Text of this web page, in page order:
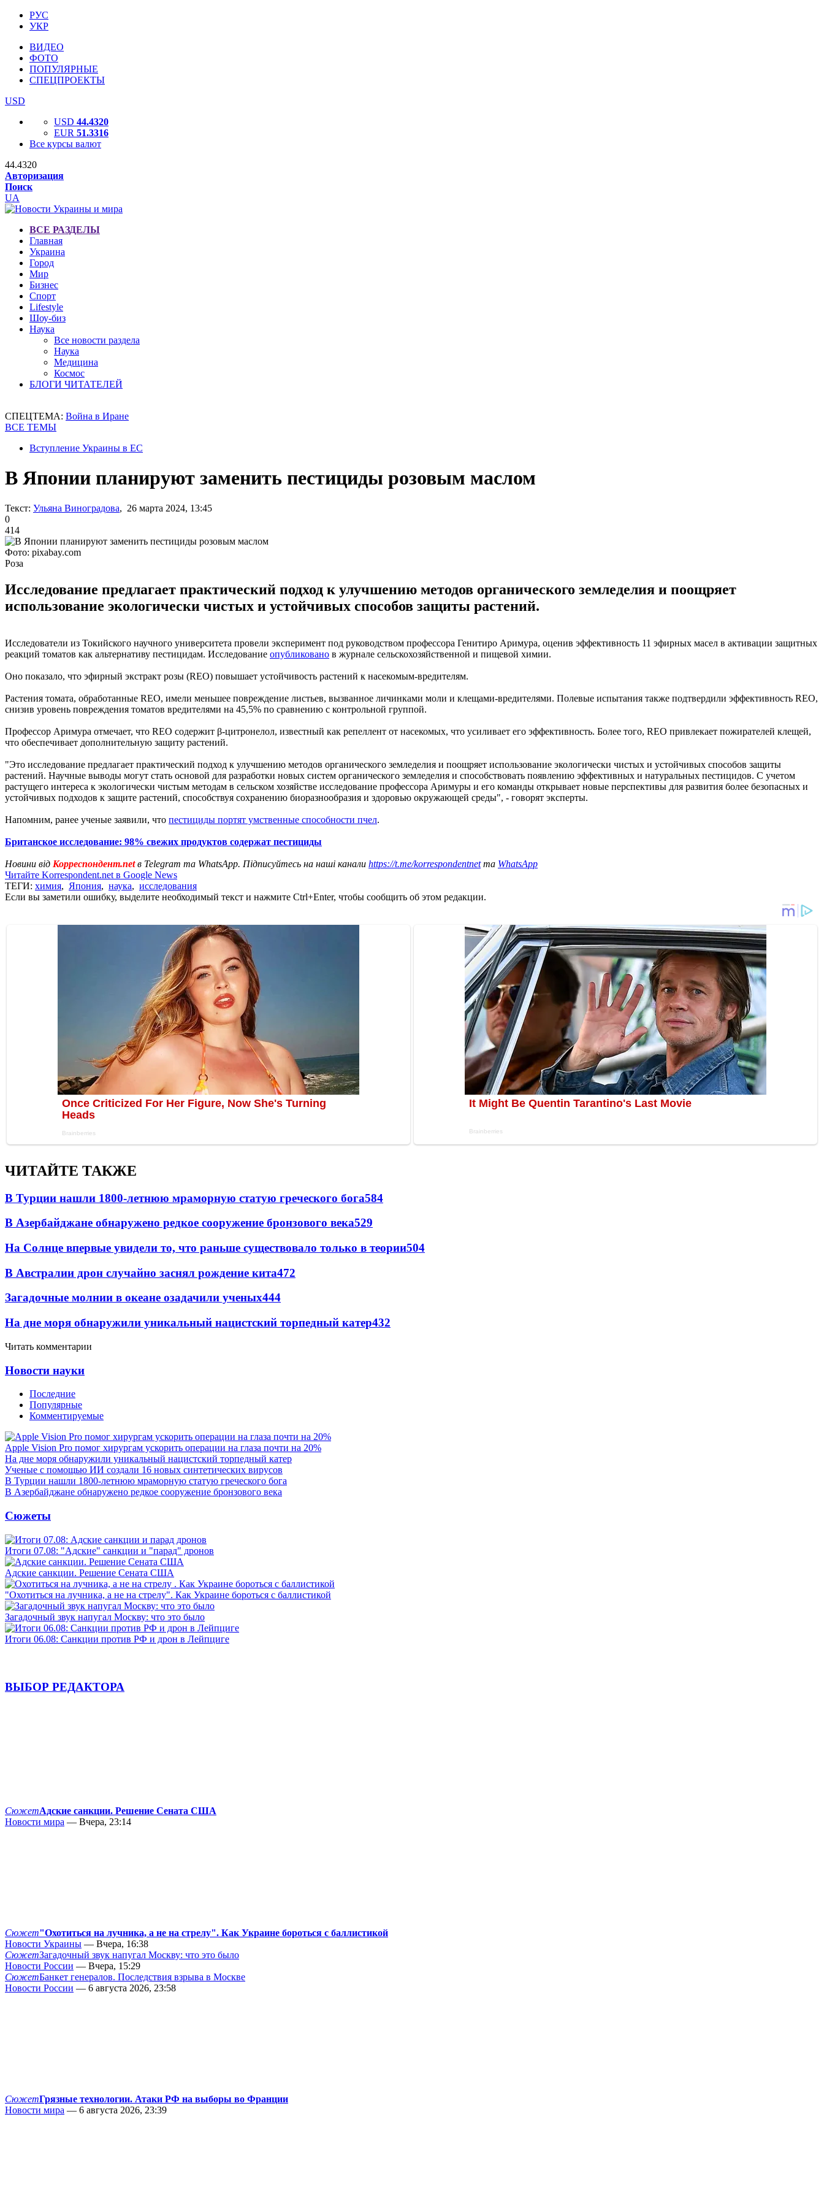
РУС
УКР
ВИДЕО
ФОТО
ПОПУЛЯРНЫЕ
СПЕЦПРОЕКТЫ
USD
USD 44.4320
EUR 51.3316
Все курсы валют
44.4320
Авторизация
Поиск
UA
ВСЕ РАЗДЕЛЫ
Главная
Украина
Город
Мир
Бизнес
Спорт
Lifestyle
Шоу-биз
Наука
Все новости раздела
Наука
Медицина
Космос
БЛОГИ ЧИТАТЕЛЕЙ
СПЕЦТЕМА: Война в Иране
ВСЕ ТЕМЫ
Вступление Украины в ЕС
В Японии планируют заменить пестициды розовым маслом
Текст: Ульяна Виноградова, 26 марта 2024, 13:45
0
414
Фото: pixabay.com
Роза
Исследование предлагает практический подход к улучшению методов органического земледелия и поощряет
использование экологически чистых и устойчивых способов защиты растений.
Исследователи из Токийского научного университета провели эксперимент под руководством профессора Генитиро Аримура, оценив эффективность 11 эфирных масел в активации защитных
реакций томатов как альтернативу пестицидам. Исследование опубликовано в журнале сельскохозяйственной и пищевой химии.
Оно показало, что эфирный экстракт розы (REO) повышает устойчивость растений к насекомым-вредителям.
Растения томата, обработанные REO, имели меньшее повреждение листьев, вызванное личинками моли и клещами-вредителями. Полевые испытания также подтвердили эффективность REO,
снизив уровень повреждения томатов вредителями на 45,5% по сравнению с контрольной группой.
Профессор Аримура отмечает, что REO содержит β-цитронелол, известный как репеллент от насекомых, что усиливает его эффективность. Более того, REO привлекает пожирателей клещей,
что обеспечивает дополнительную защиту растений.
"Это исследование предлагает практический подход к улучшению методов органического земледелия и поощряет использование экологически чистых и устойчивых способов защиты
растений. Научные выводы могут стать основой для разработки новых систем органического земледелия и способствовать появлению эффективных и натуральных пестицидов. С учетом
растущего интереса к экологически чистым методам в сельском хозяйстве исследование профессора Аримуры и его команды открывает новые перспективы для развития более безопасных и
устойчивых подходов к защите растений, способствуя сохранению биоразнообразия и здоровью окружающей среды", - говорят эксперты.
Напомним, ранее ученые заявили, что пестициды портят умственные способности пчел.
Британское исследование: 98% свежих продуктов содержат пестициды
Новини від Корреспондент.netв Telegram та WhatsApp. Підписуйтесь на наші канали https://t.me/korrespondentnetта WhatsApp
Читайте Korrespondent.net в Google News
ТЕГИ: химия, Япония, наука, исследования
Если вы заметили ошибку, выделите необходимый текст и нажмите Ctrl+Enter, чтобы сообщить об этом редакции.
ЧИТАЙТЕ ТАКЖЕ
В Турции нашли 1800-летнюю мраморную статую греческого бога584
В Азербайджане обнаружено редкое сооружение бронзового века529
На Солнце впервые увидели то, что раньше существовало только в теории504
В Австралии дрон случайно заснял рождение кита472
Загадочные молнии в океане озадачили ученых444
На дне моря обнаружили уникальный нацистский торпедный катер432
Читать комментарии
Новости науки
Последние
Популярные
Комментируемые
Apple Vision Pro помог хирургам ускорить операции на глаза почти на 20%
На дне моря обнаружили уникальный нацистский торпедный катер
Ученые с помощью ИИ создали 16 новых синтетических вирусов
В Турции нашли 1800-летнюю мраморную статую греческого бога
В Азербайджане обнаружено редкое сооружение бронзового века
Сюжеты
Итоги 07.08: "Адские" санкции и "парад" дронов
Адские санкции. Решение Сената США
"Охотиться на лучника, а не на стрелу". Как Украине бороться с баллистикой
Загадочный звук напугал Москву: что это было
Итоги 06.08: Санкции против РФ и дрон в Лейпциге
ВЫБОР РЕДАКТОРА
СюжетАдские санкции. Решение Сената США
Новости мира — Вчера, 23:14
Сюжет"Охотиться на лучника, а не на стрелу". Как Украине бороться с баллистикой
Новости Украины — Вчера, 16:38
СюжетЗагадочный звук напугал Москву: что это было
Новости России — Вчера, 15:29
СюжетБанкет генералов. Последствия взрыва в Москве
Новости России — 6 августа 2026, 23:58
СюжетГрязные технологии. Атаки РФ на выборы во Франции
Новости мира — 6 августа 2026, 23:39